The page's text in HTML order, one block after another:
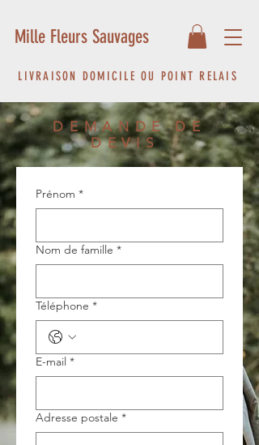
Mille Fleurs Sauvages
LIVRAISON DOMICILE OU POINT RELAIS
DEMANDE DE
DEVIS
Prénom *
Nom de famille *
Téléphone *
E-mail *
Adresse postale *